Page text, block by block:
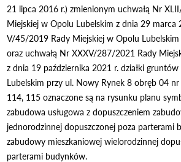
21 lipca 2016 r.) zmienionym uchwałą Nr
Miejskiej w Opolu Lubelskim z dnia 29 marca
V/45/2019 Rady Miejskiej w Opolu
oraz uchwałą Nr XXXV/287/2021 Rady
z dnia 19 października 2021 r. działki
Lubelskim przy ul. Nowy Rynek 8 obręb 04
114, 115 oznaczone są na rysunku planu
zabudowa usługowa z dopuszczeniem
jednorodzinnej dopuszczonej poza parterami
zabudowy mieszkaniowej wielorodzinnej
parterami budynków.